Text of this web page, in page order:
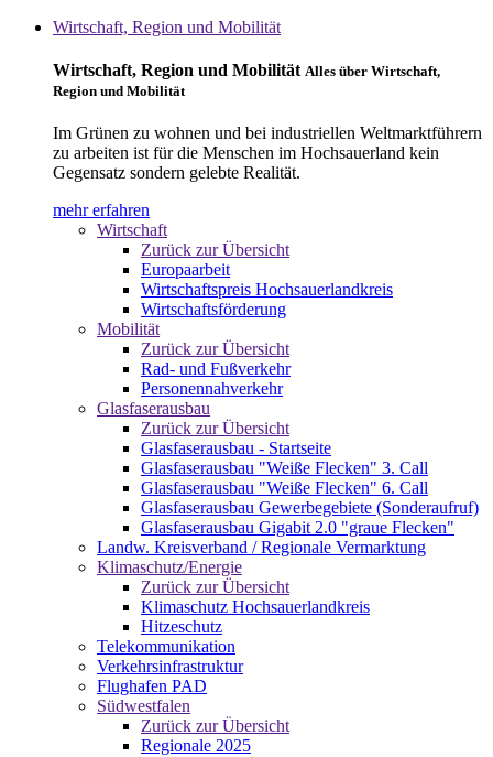
Wirtschaft, Region und Mobilität
Wirtschaft, Region und Mobilität Alles über Wirtschaft,
Region und Mobilität
Im Grünen zu wohnen und bei industriellen Weltmarktführern
zu arbeiten ist für die Menschen im Hochsauerland kein
Gegensatz sondern gelebte Realität.
mehr erfahren
Wirtschaft
Zurück zur Übersicht
Europaarbeit
Wirtschaftspreis Hochsauerlandkreis
Wirtschaftsförderung
Mobilität
Zurück zur Übersicht
Rad- und Fußverkehr
Personennahverkehr
Glasfaserausbau
Zurück zur Übersicht
Glasfaserausbau - Startseite
Glasfaserausbau "Weiße Flecken" 3. Call
Glasfaserausbau "Weiße Flecken" 6. Call
Glasfaserausbau Gewerbegebiete (Sonderaufruf)
Glasfaserausbau Gigabit 2.0 "graue Flecken"
Landw. Kreisverband / Regionale Vermarktung
Klimaschutz/Energie
Zurück zur Übersicht
Klimaschutz Hochsauerlandkreis
Hitzeschutz
Telekommunikation
Verkehrsinfrastruktur
Flughafen PAD
Südwestfalen
Zurück zur Übersicht
Regionale 2025